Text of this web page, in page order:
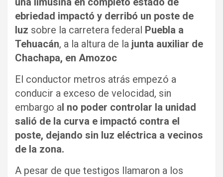
ebriedad impactó y derribó un poste de
luz sobre la carretera federal Puebla a
Tehuacán, a la altura de la junta auxiliar de
Chachapa, en Amozoc
El conductor metros atrás empezó a
conducir a exceso de velocidad, sin
embargo al no poder controlar la unidad
salió de la curva e impactó contra el
poste, dejando sin luz eléctrica a vecinos
de la zona.
A pesar de que testigos llamaron a los